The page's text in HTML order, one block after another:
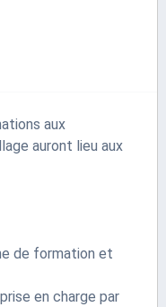
aux
auront lieu aux
de formation et
en charge par